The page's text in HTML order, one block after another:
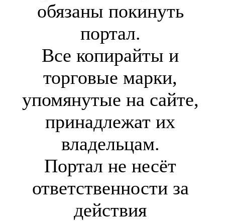
обязаны покинуть
портал.
Все копирайты и
торговые марки,
упомянутые на сайте,
принадлежат их
владельцам.
Портал не несёт
ответственности за
действия